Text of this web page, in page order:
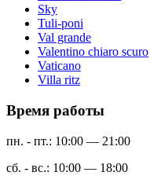
Sky
Tuli-poni
Val grande
Valentino chiaro scuro
Vaticano
Villa ritz
Время работы
пн. - пт.: 10:00 — 21:00
сб. - вс.: 10:00 — 18:00